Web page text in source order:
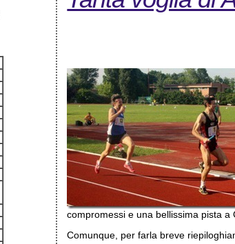
compromessi e una bellissima pista a
Comunque, per farla breve